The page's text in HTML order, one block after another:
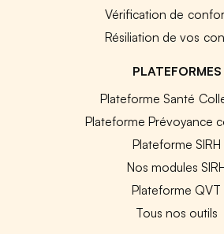
Vérification de
Résiliation de vos
PLATEFORMES
Plateforme Santé
Plateforme Prévoyance
Plateforme SIRH
Nos modules
Plateforme QVT
Tous nos outils